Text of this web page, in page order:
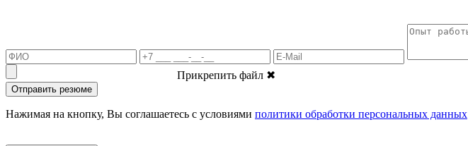
Прикрепить файл ✖
Отправить резюме
Нажимая на кнопку, Вы соглашаетесь с условиями политики обработки персональных данных